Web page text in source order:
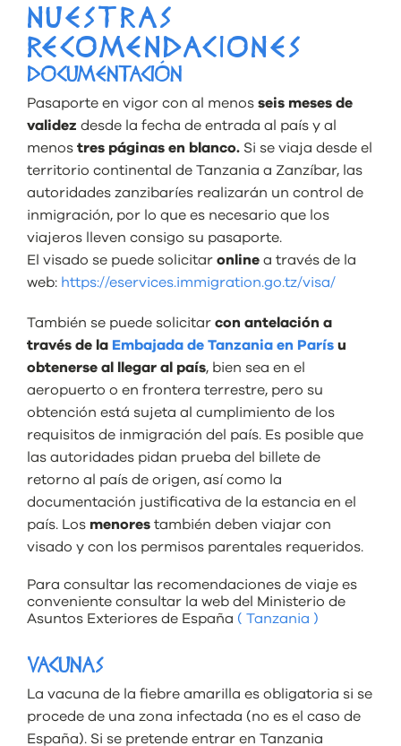
NUESTRAS
RECOMENDACIONES
DOCUMENTACIÓN
Pasaporte en vigor con al menos seis meses de
validez desde la fecha de entrada al país y al
menos tres páginas en blanco. Si se viaja desde el
territorio continental de Tanzania a Zanzíbar, las
autoridades zanzibaríes realizarán un control de
inmigración, por lo que es necesario que los
viajeros lleven consigo su pasaporte.
El visado se puede solicitar online a través de la
web: https://eservices.immigration.go.tz/visa/
También se puede solicitar con antelación a
través de la Embajada de Tanzania en París u
obtenerse al llegar al país, bien sea en el
aeropuerto o en frontera terrestre, pero su
obtención está sujeta al cumplimiento de los
requisitos de inmigración del país. Es posible que
las autoridades pidan prueba del billete de
retorno al país de origen, así como la
documentación justificativa de la estancia en el
país. Los menores también deben viajar con
visado y con los permisos parentales requeridos.
Para consultar las recomendaciones de viaje es
conveniente consultar la web del Ministerio de
Asuntos Exteriores de España ( Tanzania )
VACUNAS
La vacuna de la fiebre amarilla es obligatoria si se
procede de una zona infectada (no es el caso de
España). Si se pretende entrar en Tanzania